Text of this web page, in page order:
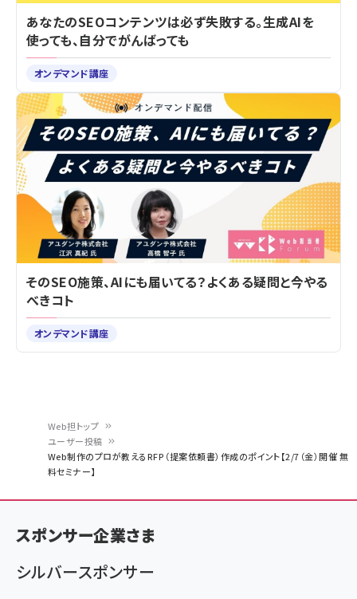
く
ず
Web担トップ
ユーザー投稿
Web制作のプロが教えるRFP（提案依頼書）作成のポイント【2/7（金）開催 無
料セミナー】
あなたのSEOコンテンツは必ず失敗する。生成AIを
使っても、自分でがんばっても
オンデマンド講座
そのSEO施策、AIにも届いてる？よくある疑問と今やる
べきコト
オンデマンド講座
スポンサー企業さま
シルバースポンサー